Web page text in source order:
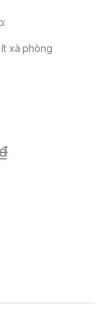
xà phòng